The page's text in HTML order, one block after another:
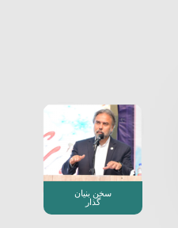
سخن بنیان
گذار